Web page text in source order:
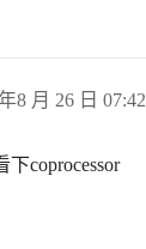
8 月 26 日 07:42
coprocessor